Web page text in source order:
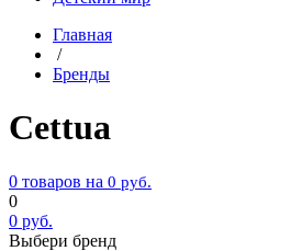
Главная
/
Бренды
Cettua
0 товаров на 0 руб.
0
0 руб.
Выбери бренд